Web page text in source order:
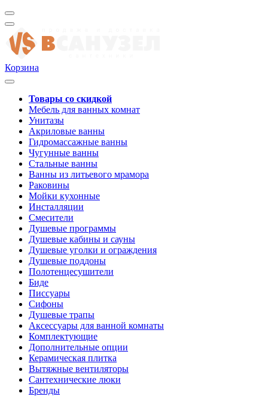
Корзина
Товары со скидкой
Мебель для ванных комнат
Унитазы
Акриловые ванны
Гидромассажные ванны
Чугунные ванны
Стальные ванны
Ванны из литьевого мрамора
Раковины
Мойки кухонные
Инсталляции
Смесители
Душевые программы
Душевые кабины и сауны
Душевые уголки и ограждения
Душевые поддоны
Полотенцесушители
Биде
Писсуары
Сифоны
Душевые трапы
Аксессуары для ванной комнаты
Комплектующие
Дополнительные опции
Керамическая плитка
Вытяжные вентиляторы
Сантехнические люки
Бренды